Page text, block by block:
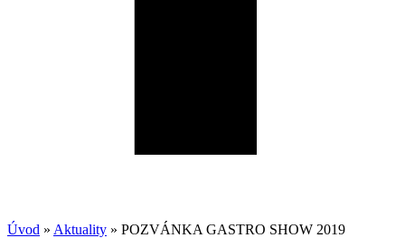
Úvod » Aktuality » POZVÁNKA GASTRO SHOW 2019